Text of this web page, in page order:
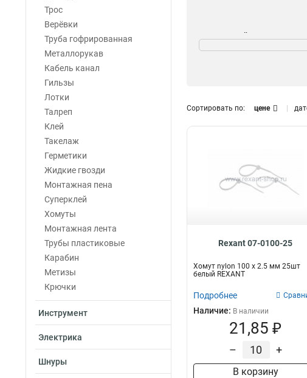
Трос
Верёвки
Труба гофрированная
Металлорукав
Кабель канал
Гильзы
Лотки
Талреп
Клей
Такелаж
Герметики
Жидкие гвозди
Монтажная пена
Суперклей
Хомуты
Монтажная лента
Трубы пластиковые
Карабин
Метизы
Крючки
Инструмент
Электрика
Шнуры
Морозостойкость
Да 163
Сортировать по: цене
Rexant 07-0100-25
Хомут nylon 100 х 2.5 мм 25шт
белый REXANT
Подробнее
Наличие: В наличии
21,85 ₽
– +
В корзину